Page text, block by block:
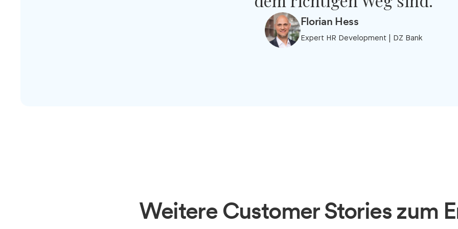
Florian Hess
Expert HR Development | DZ Bank
Weitere Customer Stories zum